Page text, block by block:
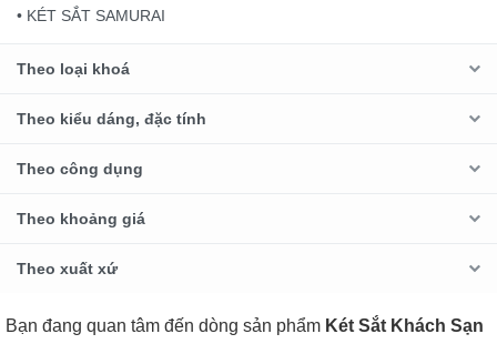
• KÉT SẮT SAMURAI
Theo loại khoá
Theo kiểu dáng, đặc tính
Theo công dụng
Theo khoảng giá
Theo xuất xứ
Bạn đang quan tâm đến dòng sản phẩm Két Sắt Khách Sạn